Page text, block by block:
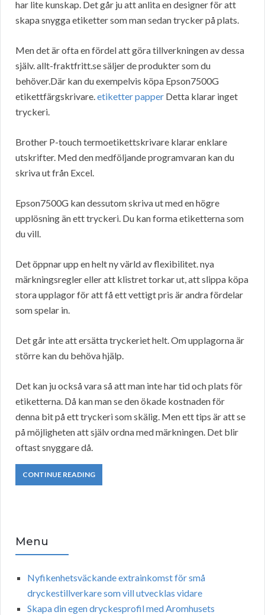
har lite kunskap. Det går ju att anlita en designer för att
skapa snygga etiketter som man sedan trycker på plats.
Men det är ofta en fördel att göra tillverkningen av dessa
själv. allt-fraktfritt.se säljer de produkter som du
behöver.Där kan du exempelvis köpa Epson7500G
etikettfärgskrivare.etiketter papper Detta klarar inget
tryckeri.
Brother P-touch termoetikettskrivare klarar enklare
utskrifter. Med den medföljande programvaran kan du
skriva ut från Excel.
Epson7500G kan dessutom skriva ut med en högre
upplösning än ett tryckeri. Du kan forma etiketterna som
du vill.
Det öppnar upp en helt ny värld av flexibilitet. nya
märkningsregler eller att klistret torkar ut, att slippa köpa
stora upplagor för att få ett vettigt pris är andra fördelar
som spelar in.
Det går inte att ersätta tryckeriet helt. Om upplagorna är
större kan du behöva hjälp.
Det kan ju också vara så att man inte har tid och plats för
etiketterna. Då kan man se den ökade kostnaden för
denna bit på ett tryckeri som skälig. Men ett tips är att se
på möjligheten att själv ordna med märkningen. Det blir
oftast snyggare då.
CONTINUE READING
Menu
Nyfikenhetsväckande extrainkomst för små
dryckestillverkare som vill utvecklas vidare
Skapa din egen dryckesprofil med Aromhusets